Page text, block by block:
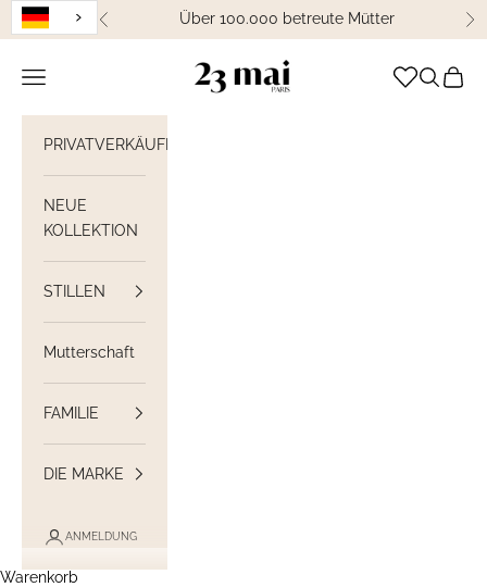
Weiter zum Inhalt
Zurück Über 100.000 betreute Mütter
23 Mai Paris
Navigation öffnen Suche
PRIVATVERKÄUFE
NEUE
KOLLEKTION
STILLEN
Mutterschaft
FAMILIE
DIE MARKE
ANMELDUNG
Warenkorb